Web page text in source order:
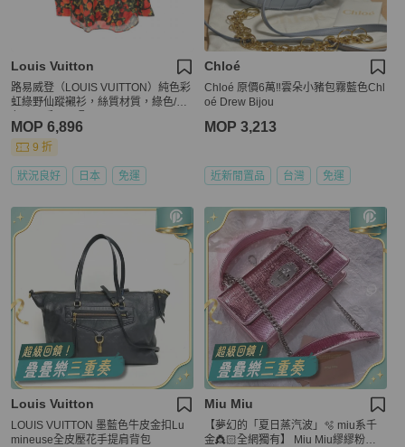
Louis Vuitton
路易威登（LOUIS VUITTON）純色彩
虹綠野仙蹤襯衫，絲質材質，綠色/紅
MOP 6,896
9 折
狀況良好 日本 免運
Chloé
Chloé 原價6萬‼️雲朵小豬包霧藍色Chl
oé Drew Bijou
MOP 3,213
近新閒置品 台灣 免運
Louis Vuitton
LOUIS VUITTON 墨藍色牛皮金扣Lu
mineuse全皮壓花手提肩背包
Miu Miu
【夢幻的「夏日蒸汽波」🫧 miu系千
金👸🏻全網獨有】 Miu Miu繆繆粉色